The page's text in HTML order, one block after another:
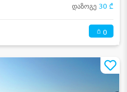
დაზოგე 30 ₾
0